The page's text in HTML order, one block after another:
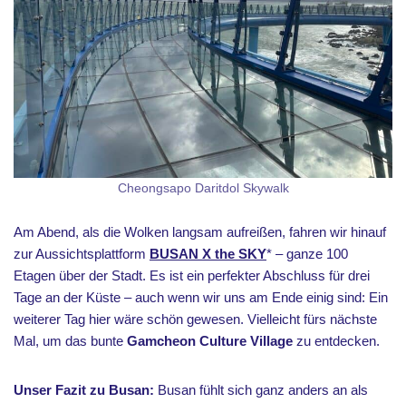
Cheongsapo Daritdol Skywalk
Am Abend, als die Wolken langsam aufreißen, fahren wir hinauf
zur Aussichtsplattform BUSAN X the SKY* – ganze 100
Etagen über der Stadt. Es ist ein perfekter Abschluss für drei
Tage an der Küste – auch wenn wir uns am Ende einig sind: Ein
weiterer Tag hier wäre schön gewesen. Vielleicht fürs nächste
Mal, um das bunte Gamcheon Culture Village zu entdecken.
Unser Fazit zu Busan: Busan fühlt sich ganz anders an als